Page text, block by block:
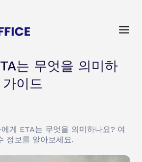
는 무엇을 의미하
이드
게 ETA는 무엇을 의미하나요? 여
정보를 알아보세요.